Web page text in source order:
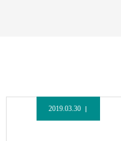
2019.03.30